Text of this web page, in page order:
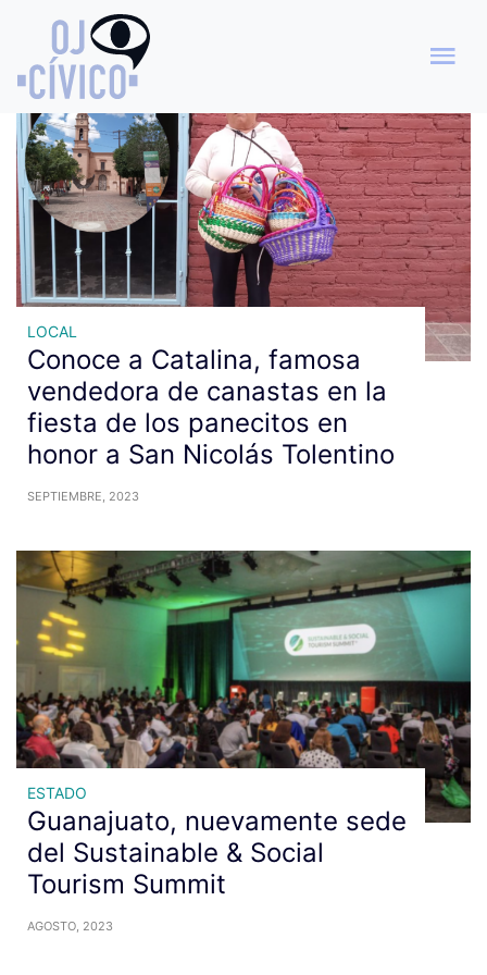
Archivo de etiquetas: estado
LOCAL
Conoce a Catalina, famosa
vendedora de canastas en la
fiesta de los panecitos en
honor a San Nicolás Tolentino
SEPTIEMBRE, 2023
ESTADO
Guanajuato, nuevamente sede
del Sustainable & Social
Tourism Summit
AGOSTO, 2023